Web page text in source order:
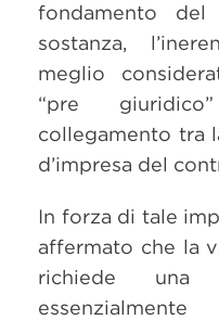
fondamento del
sostanza,
meglio
“pre
collegamento tra
d’impresa del
In forza di tale
affermato che la
richiede